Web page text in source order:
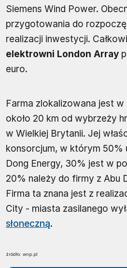
Siemens Wind Power.
przygotowania do
realizacji inwestycji.
elektrowni London Array
euro.
Farma zlokalizowana jest w
około 20 km od wybrzeży
w Wielkiej Brytanii. Jej
konsorcjum, w którym 50%
Dong Energy, 30% jest w
20% należy do firmy z Abu
Firma ta znana jest z
City - miasta zasilanego
słoneczną.
źródło: wnp.pl